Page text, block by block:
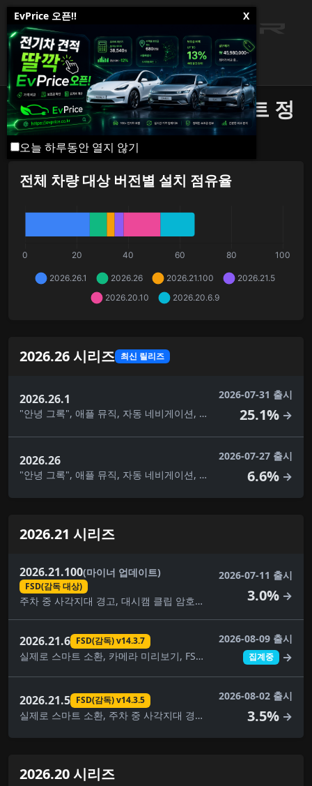
EvPrice 오픈!! X
오늘 하루동안 열지 않기
테슬라 소프트웨어 업데이트 정
보
전체 차량 대상 버전별 설치 점유율
2026.26 시리즈 최신 릴리즈
2026.26.1
"안녕 그록", 애플 뮤직, 자동 네비게이션, 주차 중 사각지대 경고, 카메라 미리보기, 채점 기능이 있는 노래방, 맞춤형 랩, 대시캠 클립 암호화, 운전 시각화, 그록 명령, 자녀 보호, 선호하는 경로, 후면 디스플레이, 보안 개선, 도착 에너지 설정, 경로상의 과속 단속 카메라, 여름 업데이트, 슈퍼차저 검색, 트랙션 컨트롤 모드, 노선 교통 통제, 웹 브라우저, 환영 애니메이션
2026-07-31 출시
25.1% →
2026.26
"안녕 그록", 애플 뮤직, 자동 네비게이션, 주차 중 사각지대 경고, 카메라 미리보기, 채점 기능이 있는 노래방, 맞춤형 랩, 대시캠 클립 암호화, 운전 시각화, 그록 명령, 자녀 보호, 선호하는 경로, 후면 디스플레이, 보안 개선, 도착 에너지 설정, 여름 업데이트, 슈퍼차저 검색, 트랙션 컨트롤 모드, 웹 브라우저, 환영 애니메이션
2026-07-27 출시
6.6% →
2026.21 시리즈
2026.21.100(마이너 업데이트)
FSD(감독 대상)
주차 중 사각지대 경고, 대시캠 클립 암호화, FSD(감독 대상), 사소한 수정, 자녀 보호, 보안 개선
2026-07-11 출시
3.0% →
2026.21.6 FSD(감독) v14.3.7
실제로 스마트 소환, 카메라 미리보기, FSD(감독) v14.3.7, 완전 자율주행(감독)
2026-08-09 출시
집계중 →
2026.21.5 FSD(감독) v14.3.5
실제로 스마트 소환, 주차 중 사각지대 경고, 카메라 미리보기, 대시캠 클립 암호화, FSD(감독) v14.3.5, FSD(감독) v14.3.6, FSD(감독) v14.3.7, 완전 자율주행(감독), 자녀 보호, 보안 개선
2026-08-02 출시
3.5% →
2026.20 시리즈